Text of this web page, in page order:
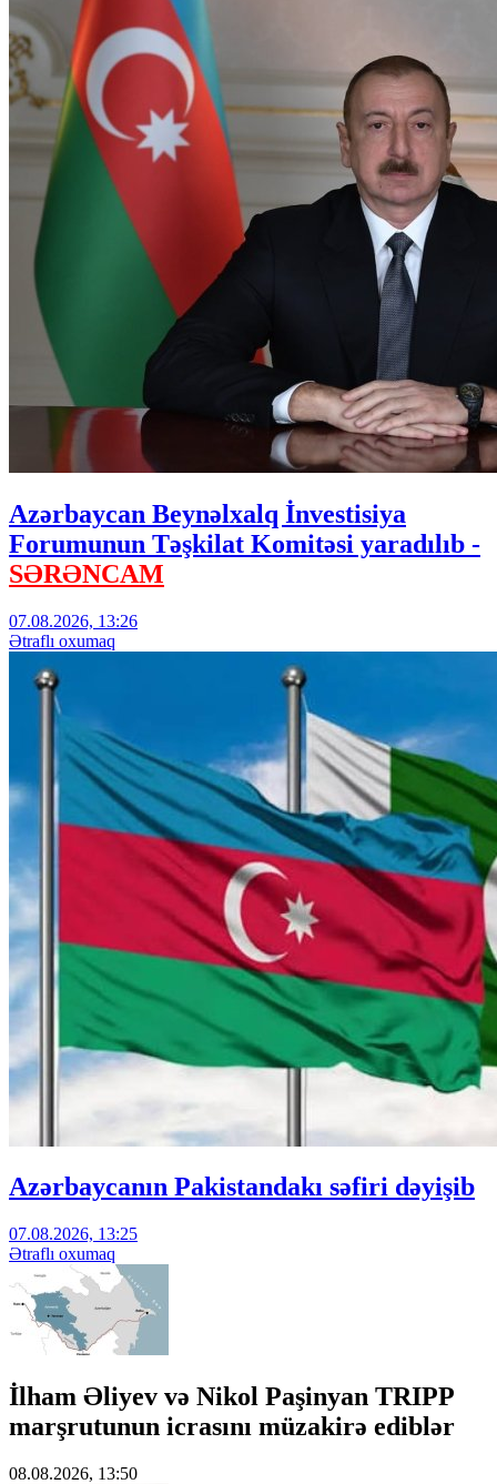
Azərbaycan Beynəlxalq İnvestisiya
Forumunun Təşkilat Komitəsi yaradılıb -
SƏRƏNCAM
07.08.2026, 13:26
Ətraflı oxumaq
Azərbaycanın Pakistandakı səfiri dəyişib
07.08.2026, 13:25
Ətraflı oxumaq
İlham Əliyev və Nikol Paşinyan TRIPP
marşrutunun icrasını müzakirə ediblər
08.08.2026, 13:50